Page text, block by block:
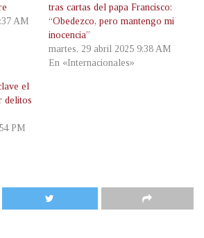
AM
tras cartas del papa Francisco:
“Obedezco, pero mantengo mi
inocencia”
martes, 29 abril 2025 9:38 AM
En «Internacionales»
el
delitos
PM